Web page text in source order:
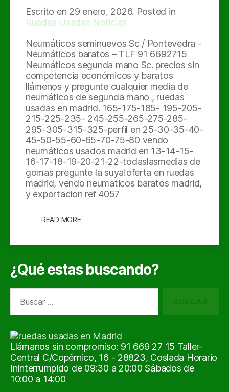
Escrito en 29 enero, 2026. Posted in
Ruedas Usadas Noticias
Neumáticos seminuevos Sc / Pontevedra -
Neumáticos baratos – TLF 91 6692715
Neumáticos segunda mano Sc. precios sin
competencia económicos y baratos
llámenos y pregunte cualquier media de
neumáticos de segunda mano , ruedas
usadas en madrid. 165-175-185- 195-205-
215-225-235- 245-255-265-275-285-
295-305-315-325-perfil en 25-30-35-40-
45-50-55-60-65-70-75-80 vendo
neumáticos usados madrid en 13-14-15-
16-17-18-19-20-21-22-todaslasmedias de
gomas pregunte la suya!oferta en ruedas
madrid, vendo neumaticos baratos madrid,
y exportacion ref 4057
READ MORE
¿Qué estas buscando?
Llámanos sin compromiso: 91 669 27 15 Taller-
Central C/Copérnico, 16 - 28823, Coslada Horario
Ininterrumpido de 09:30 a 20:00 Sábados de
10:00 a 14:00